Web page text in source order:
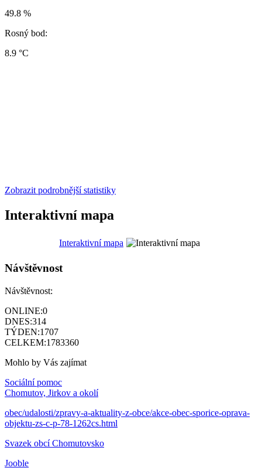
49.8 %
Rosný bod:
8.9 °C
Zobrazit podrobnější statistiky
Interaktivní mapa
Interaktivní mapa
Návštěvnost
Návštěvnost:
ONLINE:0
DNES:314
TÝDEN:1707
CELKEM:1783360
Mohlo by Vás zajímat
Sociální pomoc
Chomutov, Jirkov a okolí
obec/udalosti/zpravy-a-aktuality-z-obce/akce-obec-sporice-oprava-
objektu-zs-c-p-78-1262cs.html
Svazek obcí Chomutovsko
Jooble